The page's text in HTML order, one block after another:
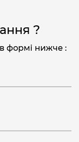
?
формі нижче :